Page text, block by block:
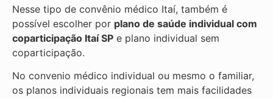
Nesse tipo de convênio médico Itaí, também é
possível escolher por plano de saúde individual com
coparticipação Itaí SP e plano individual sem
coparticipação.
No convenio médico individual ou mesmo o familiar,
os planos individuais regionais tem mais facilidades